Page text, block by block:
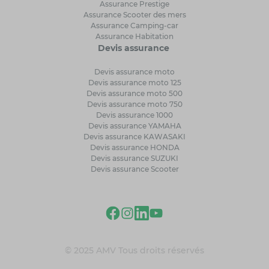
Assurance Prestige
Assurance Scooter des mers
Assurance Camping-car
Assurance Habitation
Devis assurance
Devis assurance moto
Devis assurance moto 125
Devis assurance moto 500
Devis assurance moto 750
Devis assurance 1000
Devis assurance YAMAHA
Devis assurance KAWASAKI
Devis assurance HONDA
Devis assurance SUZUKI
Devis assurance Scooter
© 2025 AMV Tous droits réservés